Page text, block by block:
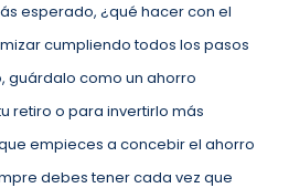
esperado, ¿qué hacer con el
cumpliendo todos los pasos
guárdalo como un ahorro
retiro o para invertirlo más
empieces a concebir el ahorro
debes tener cada vez que